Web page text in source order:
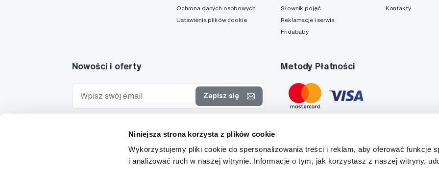
Niniejsza strona korzysta z plików cookie
Wykorzystujemy pliki cookie do spersonalizowania treści i reklam, aby oferować funkcje
i analizować ruch w naszej witrynie. Informacje o tym, jak korzystasz z naszej witryny,
Ochrona danych osobowych
Ustawienia plików cookie
Słownik pojęć
Reklamacje i serwis
Fridababy
Kontakty
Nowości i oferty
Zapisz się
specjalnych i wyrażam zgodę naprzetwarzanie danych
w tym celu.
Metody Płatności